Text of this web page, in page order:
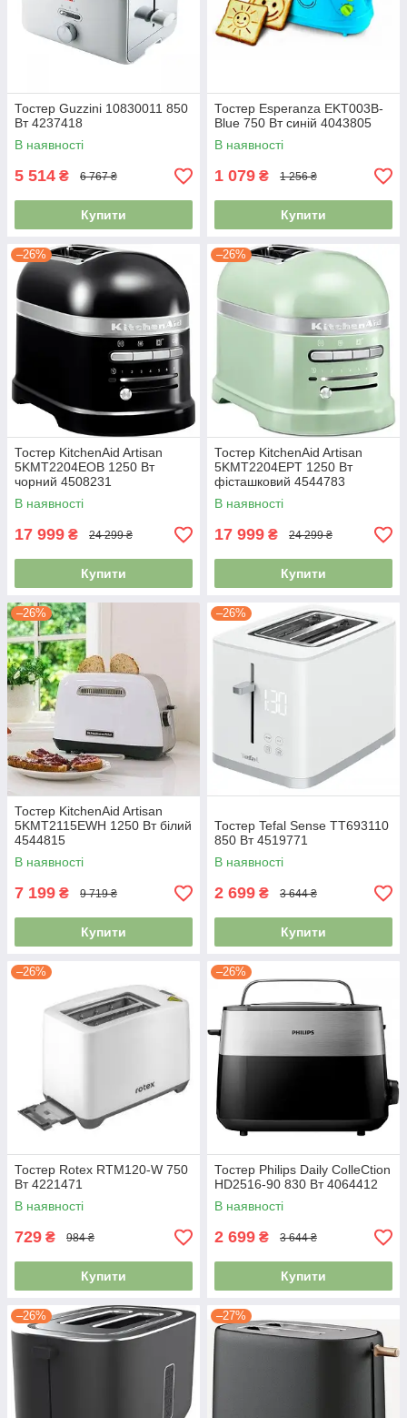
Тостер Guzzini 10830011 850
Вт 4237418
В наявності
5 514 ₴ 6 767 ₴
Купити
Тостер Esperanza EKT003B-
Blue 750 Вт синій 4043805
В наявності
1 079 ₴ 1 256 ₴
Купити
–26%
Тостер KitchenAid Artisan
5KMT2204EOB 1250 Вт
чорний 4508231
В наявності
17 999 ₴ 24 299 ₴
Купити
–26%
Тостер KitchenAid Artisan
5KMT2204EPT 1250 Вт
фісташковий 4544783
В наявності
17 999 ₴ 24 299 ₴
Купити
–26%
Тостер KitchenAid Artisan
5KMT2115EWH 1250 Вт білий
4544815
В наявності
7 199 ₴ 9 719 ₴
Купити
–26%
Тостер Tefal Sense TT693110
850 Вт 4519771
В наявності
2 699 ₴ 3 644 ₴
Купити
–26%
Тостер Rotex RTM120-W 750
Вт 4221471
В наявності
729 ₴ 984 ₴
Купити
–26%
Тостер Philips Daily СolleСtion
HD2516-90 830 Вт 4064412
В наявності
2 699 ₴ 3 644 ₴
Купити
–26% –27%